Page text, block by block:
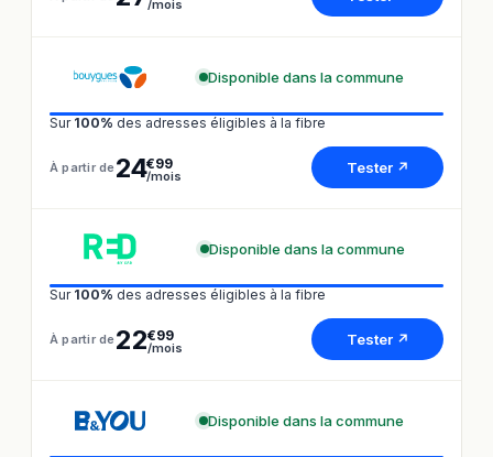
/mois
Disponible dans la commune
Sur 100% des adresses éligibles à la fibre
À partir de 24€99
/mois Tester ↗
Disponible dans la commune
Sur 100% des adresses éligibles à la fibre
À partir de 22€99
/mois Tester ↗
Disponible dans la commune